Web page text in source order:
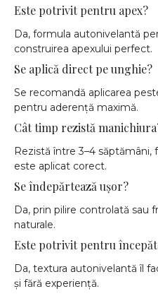
Este potrivit pentru apex?
Da, formula autonivelantă
construirea apexului perfect.
Se aplică direct pe unghie?
Se recomandă aplicarea
pentru aderență maximă.
Cât timp rezistă
Rezistă între 3–4 săptămâni,
este aplicat corect.
Se îndepărtează ușor?
Da, prin pilire controlată sau
naturale.
Este potrivit pentru
Da, textura autonivelantă îl
și fără experiență.